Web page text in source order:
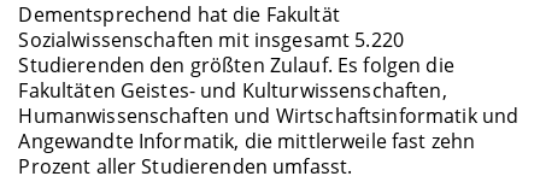
Dementsprechend hat die Fakultät
Sozialwissenschaften mit insgesamt 5.220
Studierenden den größten Zulauf. Es folgen die
Fakultäten Geistes- und Kulturwissenschaften,
Humanwissenschaften und Wirtschaftsinformatik und
Angewandte Informatik, die mittlerweile fast zehn
Prozent aller Studierenden umfasst.